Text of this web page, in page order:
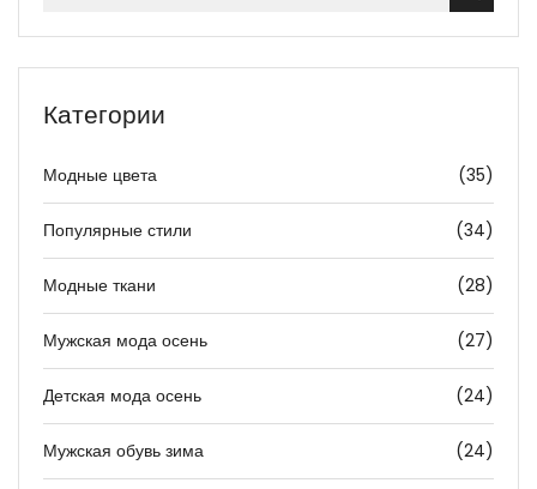
Категории
Модные цвета (35)
Популярные стили (34)
Модные ткани (28)
Мужская мода осень (27)
Детская мода осень (24)
Мужская обувь зима (24)